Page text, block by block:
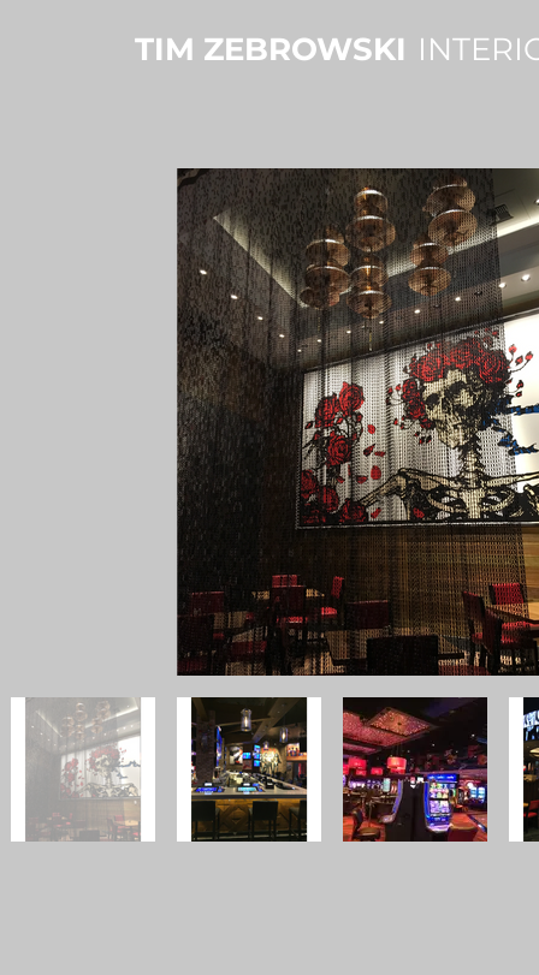
TIM ZEBROWSKI